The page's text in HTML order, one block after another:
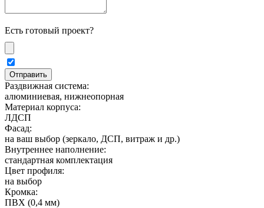
Есть готовый проект?
Раздвижная система:
алюминиевая, нижнеопорная
Материал корпуса:
ЛДСП
Фасад:
на ваш выбор (зеркало, ДСП, витраж и др.)
Внутреннее наполнение:
стандартная комплектация
Цвет профиля:
на выбор
Кромка:
ПВХ (0,4 мм)